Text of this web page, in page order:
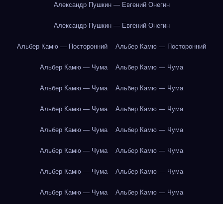
Александр Пушкин — Евгений Онегин
Александр Пушкин — Евгений Онегин
Альбер Камю — Посторонний Альбер Камю — Посторонний
Альбер Камю — Чума Альбер Камю — Чума
Альбер Камю — Чума Альбер Камю — Чума
Альбер Камю — Чума Альбер Камю — Чума
Альбер Камю — Чума Альбер Камю — Чума
Альбер Камю — Чума Альбер Камю — Чума
Альбер Камю — Чума Альбер Камю — Чума
Альбер Камю — Чума Альбер Камю — Чума